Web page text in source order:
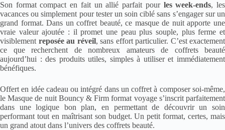
Son format compact en fait un allié parfait pourles week-ends, les
vacances ou simplement pour tester un soin ciblé sans s’engager sur un
grand format. Dans un coffret beauté, ce masque de nuit apporte une
vraie valeur ajoutée : il promet une peau plus souple, plus ferme et
visiblement reposée au réveil, sans effort particulier. C’est exactement
ce que recherchent de nombreux amateurs de coffrets beauté
aujourd’hui : des produits utiles, simples à utiliser et immédiatement
bénéfiques.
Offert en idée cadeau ou intégré dans un coffret à composer soi-même,
le Masque de nuit Bouncy & Firm format voyage s’inscrit parfaitement
dans une logique bon plan, en permettant de découvrir un soin
performant tout en maîtrisant son budget. Un petit format, certes, mais
un grand atout dans l’univers des coffrets beauté.